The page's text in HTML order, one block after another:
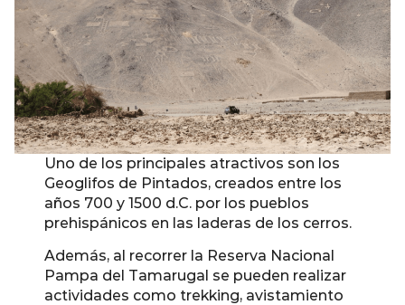
Uno de los principales atractivos son los
Geoglifos de Pintados, creados entre los
años 700 y 1500 d.C. por los pueblos
prehispánicos en las laderas de los cerros.
Además, al recorrer la Reserva Nacional
Pampa del Tamarugal se pueden realizar
actividades como trekking, avistamiento